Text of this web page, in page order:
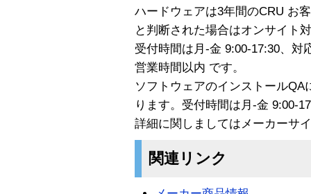
ハードウェアは3年間のCRU お
と判断された場合はオンサイト
受付時間は月-金 9:00-17:30、対
営業時間以内 です。
ソフトウェアのインストール
ります。受付時間は月-金 9:00-
詳細に関しましてはメーカーサ
関連リンク